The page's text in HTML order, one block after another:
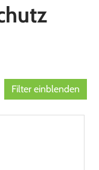
Filter einblenden